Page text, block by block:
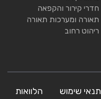
חדרי קירור והקפאה
תאורה ומערכות תאורה
ריהוט רחוב
תנאי שימוש הלוואות